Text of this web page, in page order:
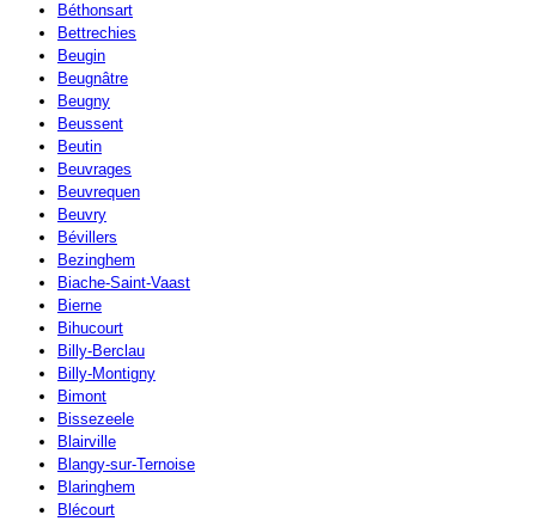
Béthonsart
Bettrechies
Beugin
Beugnâtre
Beugny
Beussent
Beutin
Beuvrages
Beuvrequen
Beuvry
Bévillers
Bezinghem
Biache-Saint-Vaast
Bierne
Bihucourt
Billy-Berclau
Billy-Montigny
Bimont
Bissezeele
Blairville
Blangy-sur-Ternoise
Blaringhem
Blécourt